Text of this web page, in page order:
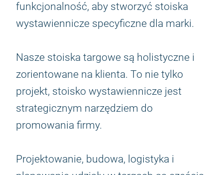
funkcjonalność, aby stworzyć stoiska
wystawiennicze specyficzne dla marki.
Nasze stoiska targowe są holistyczne i
zorientowane na klienta. To nie tylko
projekt, stoisko wystawiennicze jest
strategicznym narzędziem do
promowania firmy.
Projektowanie, budowa, logistyka i